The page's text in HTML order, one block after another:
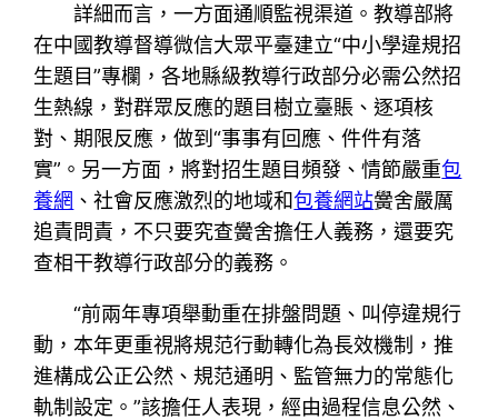
詳細而言，一方面通順監視渠道。教導部將
在中國教導督導微信大眾平臺建立“中小學違規招
生題目”專欄，各地縣級教導行政部分必需公然招
生熱線，對群眾反應的題目樹立臺賬、逐項核
對、期限反應，做到“事事有回應、件件有落
實”。另一方面，將對招生題目頻發、情節嚴重包
養網 、社會反應激烈的地域和包養網站黌舍嚴厲
追責問責，不只要究查黌舍擔任人義務，還要究
查相干教導行政部分的義務。
“前兩年專項舉動重在排盤問題、叫停違規行
動，本年更重視將規范行動轉化為長效機制，推
進構成公正公然、規范通明、監管無力的常態化
軌制設定。”該擔任人表現，經由過程信息公然、